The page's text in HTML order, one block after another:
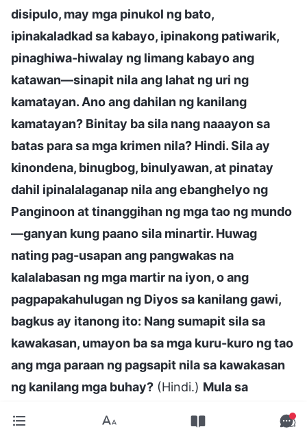
disipulo, may mga pinukol ng bato,
ipinakaladkad sa kabayo, ipinakong patiwarik,
pinaghiwa-hiwalay ng limang kabayo ang
katawan—sinapit nila ang lahat ng uri ng
kamatayan. Ano ang dahilan ng kanilang
kamatayan? Binitay ba sila nang naaayon sa
batas para sa mga krimen nila? Hindi. Sila ay
kinondena, binugbog, binulyawan, at pinatay
dahil ipinalalaganap nila ang ebanghelyo ng
Panginoon at tinanggihan ng mga tao ng mundo
—ganyan kung paano sila minartir. Huwag
nating pag-usapan ang pangwakas na
kalalabasan ng mga martir na iyon, o ang
pagpapakahulugan ng Diyos sa kanilang gawi,
bagkus ay itanong ito: Nang sumapit sila sa
kawakasan, umayon ba sa mga kuru-kuro ng tao
ang mga paraan ng pagsapit nila sa kawakasan
ng kanilang mga buhay? (Hindi.) Mula sa
sila ng gayon kalaking kabayaran upang